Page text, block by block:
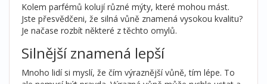
Kolem parfémů kolují různé mýty, které mohou mást.
Jste přesvědčeni, že silná vůně znamená vysokou kvalitu?
Je načase rozbít některé z těchto omylů.
Silnější znamená lepší
Mnoho lidí si myslí, že čím výraznější vůně, tím lépe. To